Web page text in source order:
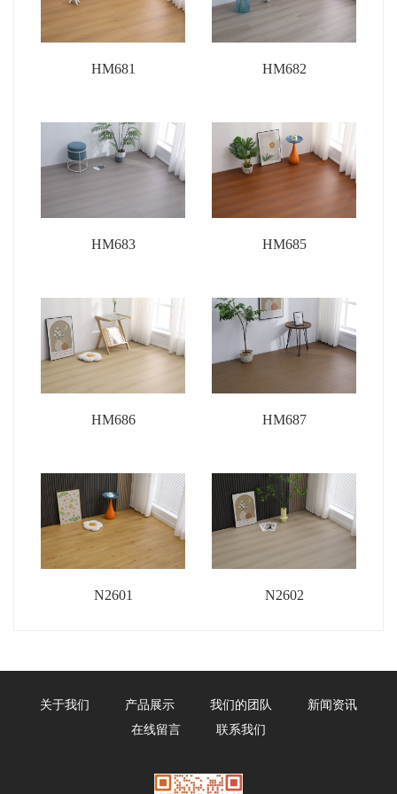
HM681 HM682
HM683 HM685
HM686 HM687
N2601 N2602
关于我们 产品展示 我们的团队
新闻资讯
在线留言
联系我们